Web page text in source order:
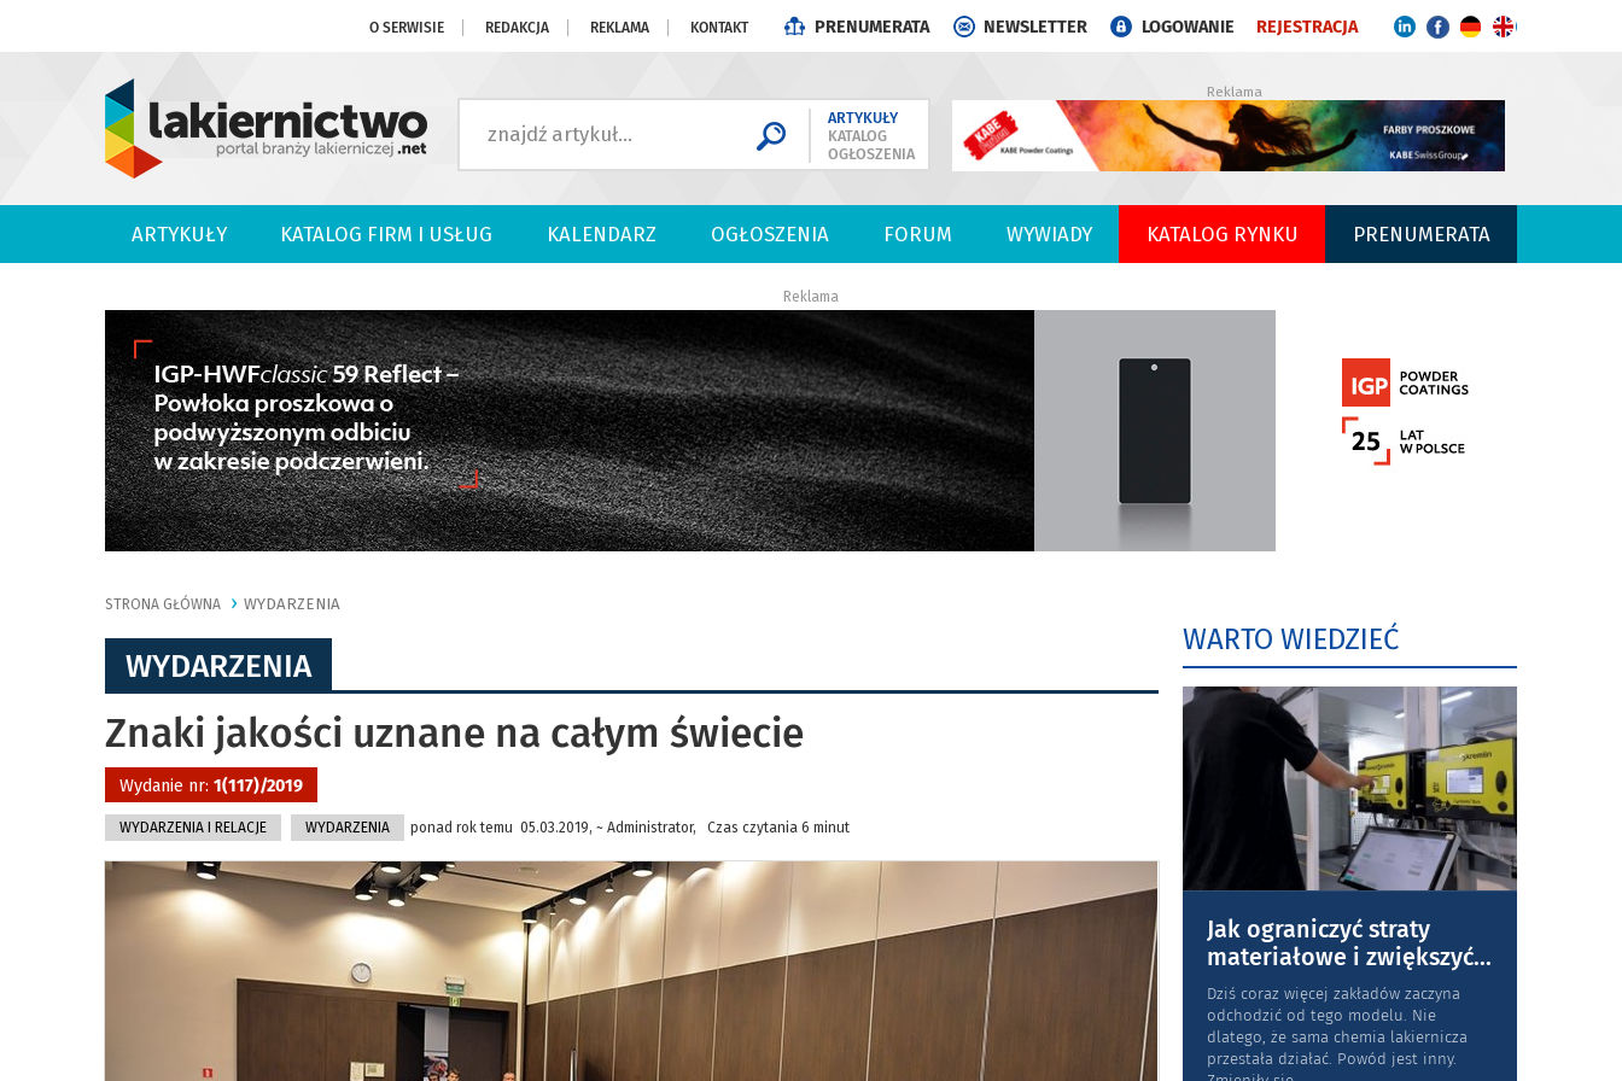
O SERWISIE REDAKCJA REKLAMA KONTAKT PRENUMERATA NEWSLETTER LOGOWANIE REJESTRACJA
ARTYKUŁY
KATALOG
OGŁOSZENIA
Reklama
ARTYKUŁY KATALOG FIRM I USŁUG KALENDARZ OGŁOSZENIA FORUM WYWIADY KATALOG RYNKU PRENUMERATA
Reklama
STRONA GŁÓWNA WYDARZENIA
WYDARZENIA
Znaki jakości uznane na całym świecie
Wydanie nr: 1(117)/2019
WYDARZENIA I RELACJE WYDARZENIA ponad rok temu 05.03.2019, ~ Administrator, Czas czytania 6 minut
WARTO WIEDZIEĆ
Jak ograniczyć straty
materiałowe i zwiększyć...
Dziś coraz więcej zakładów zaczyna
odchodzić od tego modelu. Nie
dlatego, że sama chemia lakiernicza
przestała działać. Powód jest inny.